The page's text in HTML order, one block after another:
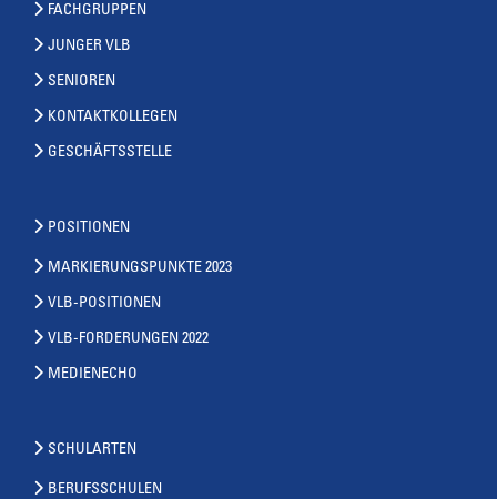
FACHGRUPPEN
JUNGER VLB
SENIOREN
KONTAKTKOLLEGEN
GESCHÄFTSSTELLE
POSITIONEN
MARKIERUNGSPUNKTE 2023
VLB-POSITIONEN
VLB-FORDERUNGEN 2022
MEDIENECHO
SCHULARTEN
BERUFSSCHULEN